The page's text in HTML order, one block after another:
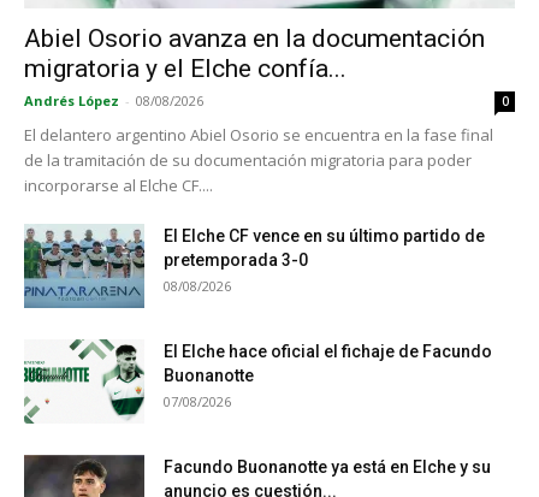
Abiel Osorio avanza en la documentación
migratoria y el Elche confía...
Andrés López - 08/08/2026 0
El delantero argentino Abiel Osorio se encuentra en la fase final
de la tramitación de su documentación migratoria para poder
incorporarse al Elche CF....
El Elche CF vence en su último partido de
pretemporada 3-0
08/08/2026
El Elche hace oficial el fichaje de Facundo
Buonanotte
07/08/2026
Facundo Buonanotte ya está en Elche y su
anuncio es cuestión...